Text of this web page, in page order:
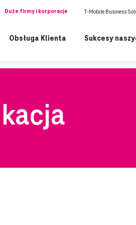
Duże firmy i korporacje T-Mobile Business
Obsługa Klienta Sukcesy